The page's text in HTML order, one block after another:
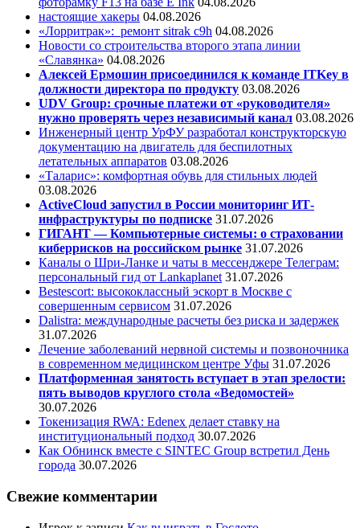
настоящие хакеры 04.08.2026
«Лорритрак»: ремонт sitrak c9h 04.08.2026
Новости со строительства второго этапа линии
«Славянка» 04.08.2026
Алексей Ермошин присоединился к команде ITKey в
должности директора по продукту 03.08.2026
UDV Group: срочные платежи от «руководителя»
нужно проверять через независимый канал 03.08.2026
Инженерный центр УрФУ разработал конструкторскую
документацию на двигатель для беспилотных
летательных аппаратов 03.08.2026
«Таларис»: комфортная обувь для стильных людей
03.08.2026
ActiveCloud запустил в России мониторинг ИТ-
инфраструктуры по подписке 31.07.2026
ГИГАНТ — Компьютерные системы: о страховании
киберрисков на российском рынке 31.07.2026
Каналы о Шри-Ланке и чаты в мессенджере Телеграм:
персональный гид от Lankaplanet 31.07.2026
Bestescort: высококлассный эскорт в Москве с
совершенным сервисом 31.07.2026
Dalistra: международные расчеты без риска и задержек
31.07.2026
Лечение заболеваний нервной системы и позвоночника
в современном медицинском центре Уфы 31.07.2026
Платформенная занятость вступает в этап зрелости:
пять выводов круглого стола «Ведомостей»
30.07.2026
Токенизация RWA: Edenex делает ставку на
институциональный подход 30.07.2026
Как Обнинск вместе с SINTEC Group встретил День
города 30.07.2026
Свежие комментарии